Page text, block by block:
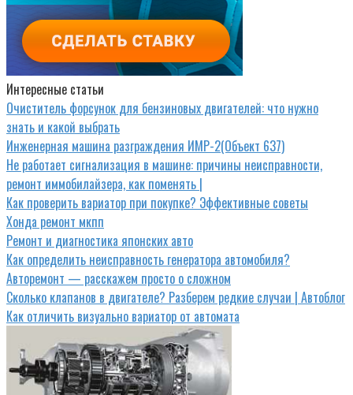
Интересные статьи
Очиститель форсунок для бензиновых двигателей: что нужно
знать и какой выбрать
Инженерная машина разграждения ИМР-2(Объект 637)
Не работает сигнализация в машине: причины неисправности,
ремонт иммобилайзера, как поменять |
Как проверить вариатор при покупке? Эффективные советы
Хонда ремонт мкпп
Ремонт и диагностика японских авто
Как определить неисправность генератора автомобиля?
Авторемонт — расскажем просто о сложном
Сколько клапанов в двигателе? Разберем редкие случаи | Автоблог
Как отличить визуально вариатор от автомата